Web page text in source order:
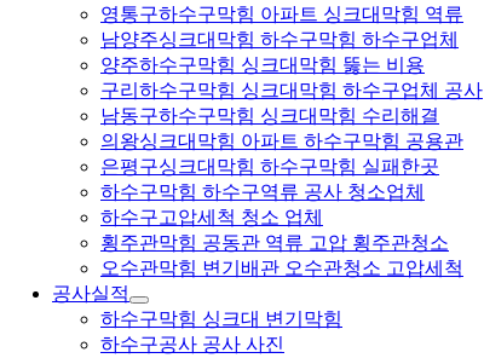
영통구하수구막힘 아파트 싱크대막힘 역류
남양주싱크대막힘 하수구막힘 하수구업체
양주하수구막힘 싱크대막힘 뚫는 비용
구리하수구막힘 싱크대막힘 하수구업체 공사
남동구하수구막힘 싱크대막힘 수리해결
의왕싱크대막힘 아파트 하수구막힘 공용관
은평구싱크대막힘 하수구막힘 실패한곳
하수구막힘 하수구역류 공사 청소업체
하수구고압세척 청소 업체
횡주관막힘 공동관 역류 고압 횡주관청소
오수관막힘 변기배관 오수관청소 고압세척
공사실적
하수구막힘 싱크대 변기막힘
하수구공사 공사 사진